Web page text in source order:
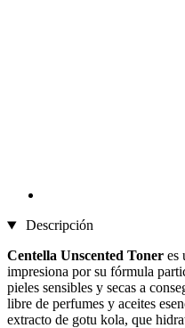
Descripción
Centella Unscented Toner es
impresiona por su fórmula
pieles sensibles y secas a
libre de perfumes y aceites
extracto de gotu kola, que